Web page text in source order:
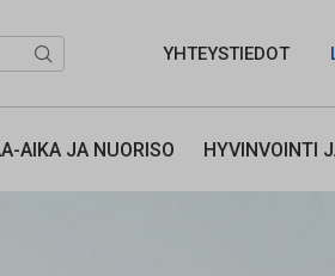
Hae... YHTEYSTIEDOT
AIKA JA NUORISO HYVINVOINTI